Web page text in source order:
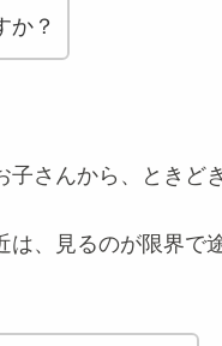
か？
さんから、ときど
、見るのが限界で